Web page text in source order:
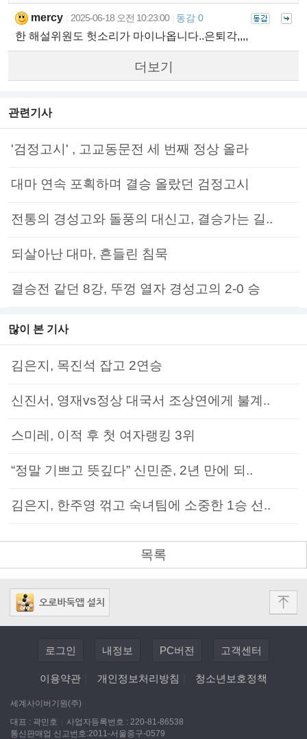
mercy 2025-06-18 오전 10:23:00 동감 0
한 해설위원도 헛소리가 마이나옵니다..은퇴각,,,,
더보기
관련기사
'검정고시' , 고교동문전 세 번째 정상 올라
대마 연속 포획하며 결승 올랐던 검정고시
전통의 경성고와 돌풍의 대신고, 결승가는 길..
되살아난 대마, 흔들린 침묵
결승전 같던 8강, 뚜껑 열자 경성고의 2-0 승
많이 본 기사
김은지, 목진석 잡고 2연승
신진서, 영재vs정상 대국서 조상연에게 불계..
스미레, 이적 후 첫 여자랭킹 3위
“정말 기쁘고 뜻깊다” 신민준, 2년 만에 되..
김은지, 한주영 꺾고 숙녀팀에 소중한 1승 선..
목록
로그인 내정보 PC버전 고객센터
이용약관 개인정보처리방침 청소년보호정책
세계사이버기원(주)
대표 : 곽민호
사업자등록번호 : 220-81-86538
통신판매업 신고번호:2011-서울중구-0579